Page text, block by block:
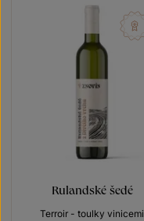
Rulandské šedé
Terroir - toulky vinicemi